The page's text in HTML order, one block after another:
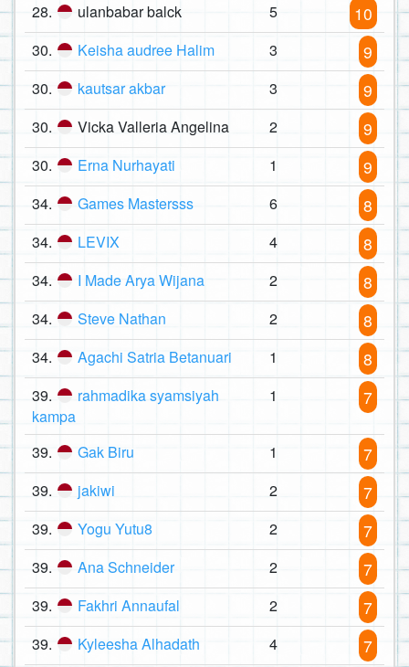
28. ulanbabar balck 5 10
30. Keisha audree Halim 3 9
30. kautsar akbar 3 9
30. Vicka Valleria Angelina 2 9
30. Erna Nurhayati 1 9
34. Games Mastersss 6 8
34. LEVIX 4 8
34. I Made Arya Wijana 2 8
34. Steve Nathan 2 8
34. Agachi Satria Betanuari 1 8
39.
rahmadika syamsiyah
kampa
1 7
39. Gak Biru 1 7
39. jakiwi 2 7
39. Yogu Yutu8 2 7
39. Ana Schneider 2 7
39. Fakhri Annaufal 2 7
39. Kyleesha Alhadath 4 7